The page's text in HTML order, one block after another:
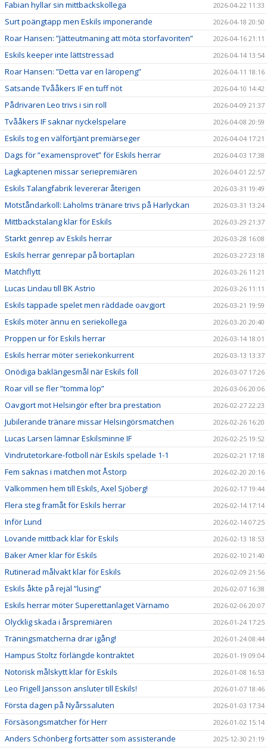
Fabian hyllar sin mittbackskollega 2026-04-22 11:33
Surt poängtapp men Eskils imponerande 2026-04-18 20:50
Roar Hansen: ”Jätteutmaning att möta storfavoriten” 2026-04-16 21:11
Eskils keeper inte lättstressad 2026-04-14 13:54
Roar Hansen: ”Detta var en läropeng” 2026-04-11 18:16
Satsande Tvååkers IF en tuff nöt 2026-04-10 14:42
Pådrivaren Leo trivs i sin roll 2026-04-09 21:37
Tvååkers IF saknar nyckelspelare 2026-04-08 20:59
Eskils tog en välförtjänt premiärseger 2026-04-04 17:21
Dags för ”examensprovet” för Eskils herrar 2026-04-03 17:38
Lagkaptenen missar seriepremiären 2026-04-01 22:57
Eskils Talangfabrik levererar återigen 2026-03-31 19:49
Motståndarkoll: Laholms tränare trivs på Harlyckan 2026-03-31 13:24
Mittbackstalang klar för Eskils 2026-03-29 21:37
Starkt genrep av Eskils herrar 2026-03-28 16:08
Eskils herrar genrepar på bortaplan 2026-03-27 23:18
Matchflytt 2026-03-26 11:21
Lucas Lindau till BK Astrio 2026-03-26 11:11
Eskils tappade spelet men räddade oavgjort 2026-03-21 19:59
Eskils möter ännu en seriekollega 2026-03-20 20:40
Proppen ur för Eskils herrar 2026-03-14 18:01
Eskils herrar möter seriekonkurrent 2026-03-13 13:37
Onödiga baklängesmål när Eskils föll 2026-03-07 17:26
Roar vill se fler ”tomma löp” 2026-03-06 20:06
Oavgjort mot Helsingör efter bra prestation 2026-02-27 22:23
Jubilerande tränare missar Helsingörsmatchen 2026-02-26 16:20
Lucas Larsen lämnar Eskilsminne IF 2026-02-25 19:52
Vindrutetorkare-fotboll när Eskils spelade 1-1 2026-02-21 17:18
Fem saknas i matchen mot Åstorp 2026-02-20 20:16
Välkommen hem till Eskils, Axel Sjöberg! 2026-02-17 19:44
Flera steg framåt för Eskils herrar 2026-02-14 17:14
Inför Lund 2026-02-14 07:25
Lovande mittback klar för Eskils 2026-02-13 18:53
Baker Amer klar för Eskils 2026-02-10 21:40
Rutinerad målvakt klar för Eskils 2026-02-09 21:56
Eskils åkte på rejäl ”lusing” 2026-02-07 16:38
Eskils herrar möter Superettanlaget Värnamo 2026-02-06 20:07
Olycklig skada i årspremiären 2026-01-24 17:25
Träningsmatcherna drar igång! 2026-01-24 08:44
Hampus Stoltz förlängde kontraktet 2026-01-19 09:04
Notorisk målskytt klar för Eskils 2026-01-08 16:53
Leo Frigell Jansson ansluter till Eskils! 2026-01-07 18:46
Första dagen på Nyårssaluten 2026-01-03 17:34
Försäsongsmatcher för Herr 2026-01-02 15:14
Anders Schönberg fortsätter som assisterande 2025-12-30 21:19